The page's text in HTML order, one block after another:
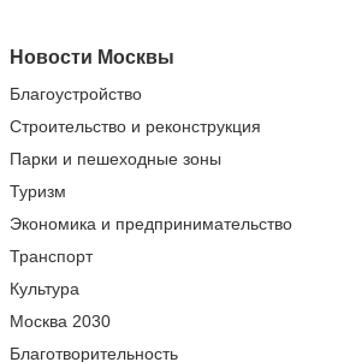
Новости Москвы
Благоустройство
Строительство и реконструкция
Парки и пешеходные зоны
Туризм
Экономика и предпринимательство
Транспорт
Культура
Москва 2030
Благотворительность